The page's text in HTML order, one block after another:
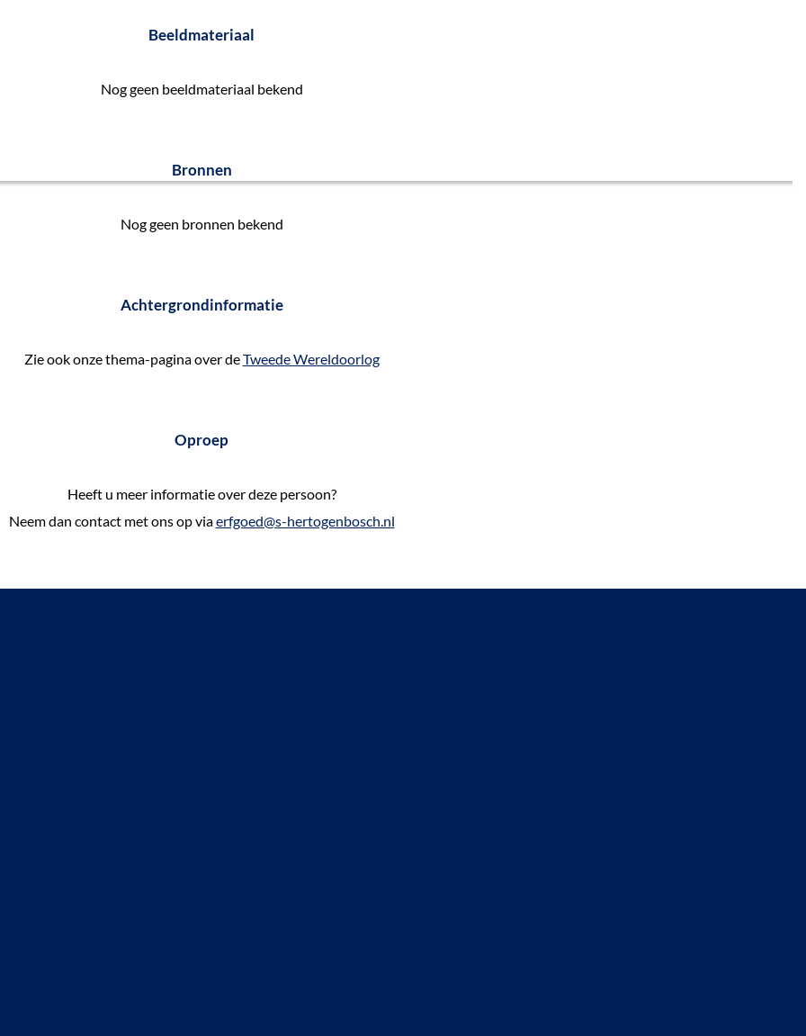
Beeldmateriaal
Nog geen beeldmateriaal bekend
Bronnen
Nog geen bronnen bekend
Achtergrondinformatie
Zie ook onze thema-pagina over deTweede Wereldoorlog
Oproep
Heeft u meer informatie over deze persoon?
Neem dan contact met ons op viaerfgoed@s-hertogenbosch.nl